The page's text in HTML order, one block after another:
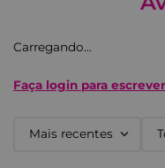
Carregando…
Faça login para
Mais recentes